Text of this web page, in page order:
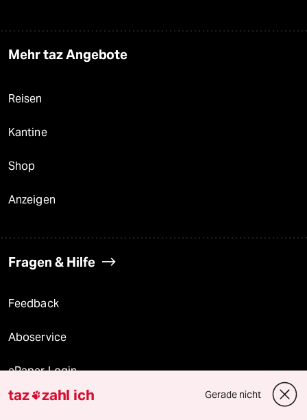
Mehr taz Angebote
Reisen
Kantine
Shop
Anzeigen
Fragen & Hilfe
Feedback
Aboservice
ePaper Login
Downloads für Abonnierende
taz zahl ich Gerade nicht